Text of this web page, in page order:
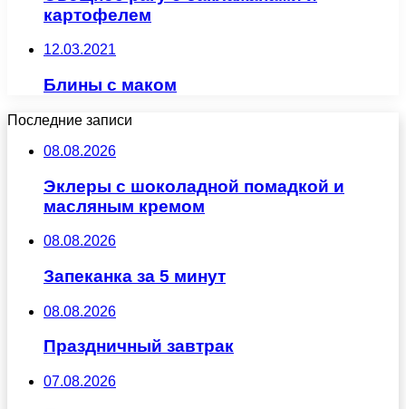
картофелем
12.03.2021
Блины с маком
Последние записи
08.08.2026
Эклеры с шоколадной помадкой и
масляным кремом
08.08.2026
Запеканка за 5 минут
08.08.2026
Праздничный завтрак
07.08.2026